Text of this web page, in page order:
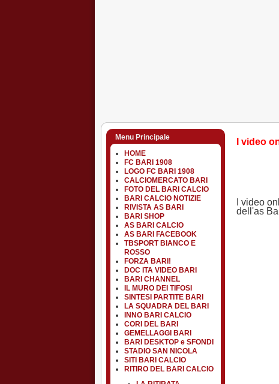
Menu Principale
HOME
FC BARI 1908
LOGO FC BARI 1908
CALCIOMERCATO BARI
FOTO DEL BARI CALCIO
BARI CALCIO NOTIZIE
RIVISTA AS BARI
BARI SHOP
AS BARI CALCIO
AS BARI FACEBOOK
TBSPORT BIANCO E
ROSSO
FORZA BARI!
DOC ITA VIDEO BARI
BARI CHANNEL
IL MURO DEI TIFOSI
SINTESI PARTITE BARI
LA SQUADRA DEL BARI
INNO BARI CALCIO
CORI DEL BARI
GEMELLAGGI BARI
BARI DESKTOP e SFONDI
STADIO SAN NICOLA
SITI BARI CALCIO
RITIRO DEL BARI CALCIO
I video
I video
dell'as